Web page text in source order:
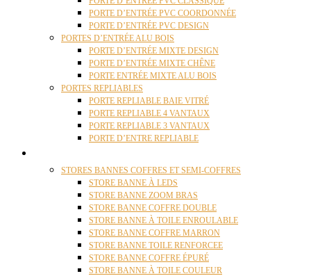
PORTE D’ENTRÉE PVC COORDONNÉE
PORTE D’ENTRÉE PVC DESIGN
PORTES D’ENTRÉE ALU BOIS
PORTE D’ENTRÉE MIXTE DESIGN
PORTE D’ENTRÉE MIXTE CHÊNE
PORTE ENTRÉE MIXTE ALU BOIS
PORTES REPLIABLES
PORTE REPLIABLE BAIE VITRÉ
PORTE REPLIABLE 4 VANTAUX
PORTE REPLIABLE 3 VANTAUX
PORTE D’ENTRE REPLIABLE
STORES BANNES COFFRES ET SEMI-COFFRES
STORE BANNE À LEDS
STORE BANNE ZOOM BRAS
STORE BANNE COFFRE DOUBLE
STORE BANNE À TOILE ENROULABLE
STORE BANNE COFFRE MARRON
STORE BANNE TOILE RENFORCEE
STORE BANNE COFFRE ÉPURÉ
STORE BANNE À TOILE COULEUR